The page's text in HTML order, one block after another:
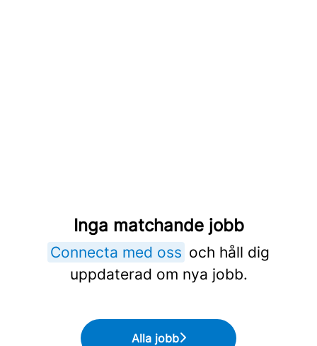
Inga matchande jobb
Connecta med oss och håll dig
uppdaterad om nya jobb.
Alla jobb